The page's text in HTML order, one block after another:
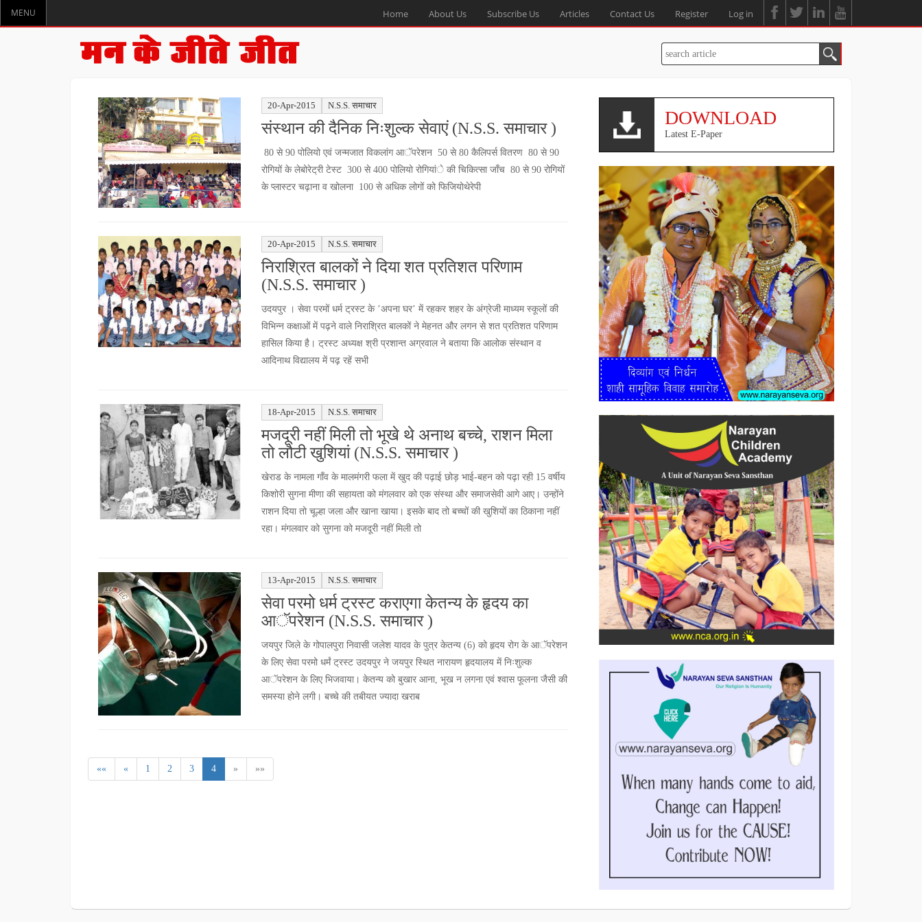
MENU Home About Us Subscribe Us Articles Contact Us Register Log in
20-Apr-2015 N.S.S. समाचार
संस्थान की दैनिक निःशुल्क सेवाएं (N.S.S. समाचार )
80 से 90 पोलियो एवं जन्मजात विकलांग आॅपरेशन 50 से 80 कैलिपर्स वितरण 80 से 90
रोगियों के लेबोरेट्री टेस्ट 300 से 400 पोलियो रोगियांे की चिकित्सा जाँच 80 से 90 रोगियों
के प्लास्टर चढ़ाना व खोलना 100 से अधिक लोगों को फिजियोथेरेपी
20-Apr-2015 N.S.S. समाचार
निराश्रित बालकों ने दिया शत प्रतिशत परिणाम
(N.S.S. समाचार )
उदयपुर । सेवा परमों धर्म ट्रस्ट के ’अपना घर’ में रहकर शहर के अंग्रेजी माध्यम स्कूलों की
विभिन्न कक्षाओं में पढ़ने वाले निराश्रित बालकों ने मेहनत और लगन से शत प्रतिशत परिणाम
हासिल किया है। ट्रस्ट अध्यक्ष श्री प्रशान्त अग्रवाल ने बताया कि आलोक संस्थान व
आदिनाथ विद्यालय में पढ़ रहें सभी
18-Apr-2015 N.S.S. समाचार
मजदूरी नहीं मिली तो भूखे थे अनाथ बच्चे, राशन मिला
तो लौटी खुशियां (N.S.S. समाचार )
खेराड के नामला गाँव के मालमंगरी फला में खुद की पढ़ाई छोड़ भाई-बहन को पढ़ा रही 15 वर्षीय
किशोरी सुगना मीणा की सहायता को मंगलवार को एक संस्था और समाजसेवी आगे आए। उन्होंने
राशन दिया तो चूल्हा जला और खाना खाया। इसके बाद तो बच्चों की खुशियों का ठिकाना नहीं
रहा। मंगलवार को सुगना को मजदूरी नहीं मिली तो
13-Apr-2015 N.S.S. समाचार
सेवा परमो धर्म ट्रस्ट कराएगा केतन्य के हृदय का
आॅपरेशन (N.S.S. समाचार )
जयपुर जिले के गोपालपुरा निवासी जलेश यादव के पुत्र केतन्य (6) को हृदय रोग के आॅपरेशन
के लिए सेवा परमो धर्मं ट्रस्ट उदयपुर ने जयपुर स्थित नारायण हृदयालय में निःशुल्क
आॅपरेशन के लिए भिजवाया। केतन्य को बुखार आना, भूख न लगना एवं श्वास फूलना जैसी की
समस्या होने लगी। बच्चे की तबीयत ज्यादा खराब
«« « 1 2 3 4 » »»
DOWNLOAD
Latest E-Paper